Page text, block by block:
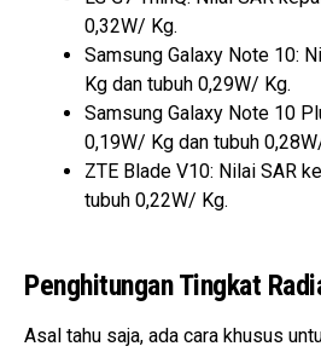
0,32W/ Kg.
Samsung Galaxy Note 10:
Kg dan tubuh 0,29W/ Kg.
Samsung Galaxy Note 10
0,19W/ Kg dan tubuh
ZTE Blade V10: Nilai SAR
tubuh 0,22W/ Kg.
Penghitungan Tingkat
Asal tahu saja, ada cara khusus